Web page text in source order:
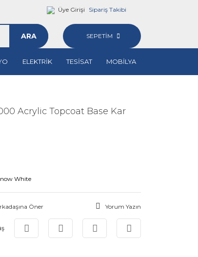
Üye Girişi Sipariş Takibi
ARA SEPETİM
ELEKTRİK TESİSAT MOBİLYA
Acrylic Topcoat Base Kar
White
Öner Yorum Yazın